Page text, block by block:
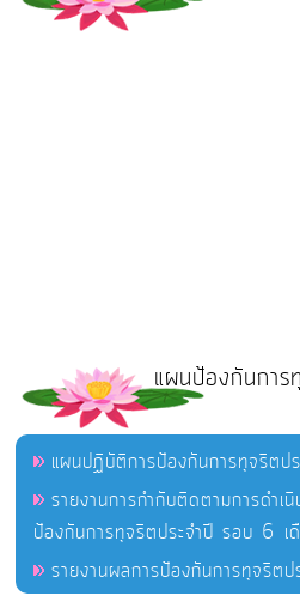
แผนป้องกันการ
แผนปฏิบัติการป้องกันการทุจริตป
รายงานการกำกับติดตามการดำเ
ป้องกันการทุจริตประจำปี รอบ 6 เ
รายงานผลการป้องกันการทุจริตป